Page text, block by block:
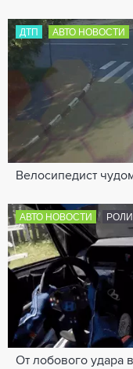
ДТП АВТО НОВОСТИ
Велосипедист
АВТО НОВОСТИ
От лобового удара